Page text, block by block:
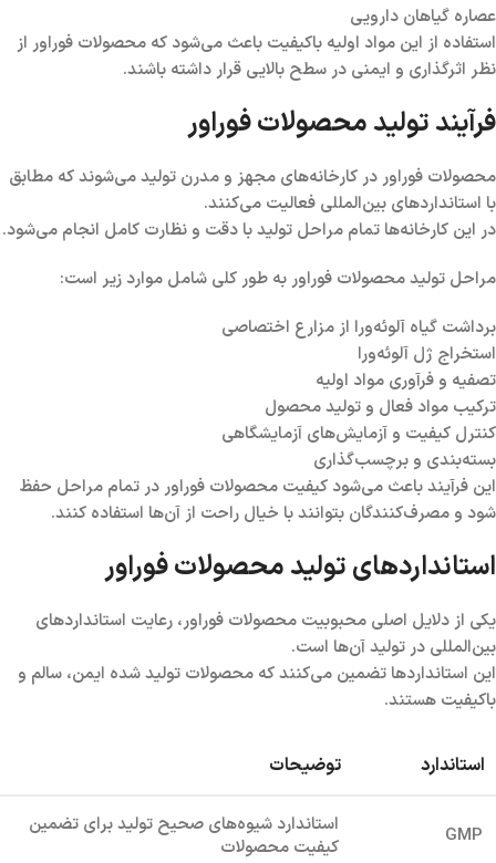
عصاره گیاهان دارویی
استفاده از این مواد اولیه باکیفیت باعث می‌شود که محصولات فوراور از
نظر اثرگذاری و ایمنی در سطح بالایی قرار داشته باشند.
فرآیند تولید محصولات فوراور
محصولات فوراور در کارخانه‌های مجهز و مدرن تولید می‌شوند که مطابق
با استانداردهای بین‌المللی فعالیت می‌کنند.
در این کارخانه‌ها تمام مراحل تولید با دقت و نظارت کامل انجام می‌شود.
مراحل تولید محصولات فوراور به طور کلی شامل موارد زیر است:
برداشت گیاه آلوئه‌ورا از مزارع اختصاصی
استخراج ژل آلوئه‌ورا
تصفیه و فرآوری مواد اولیه
ترکیب مواد فعال و تولید محصول
کنترل کیفیت و آزمایش‌های آزمایشگاهی
بسته‌بندی و برچسب‌گذاری
این فرآیند باعث می‌شود کیفیت محصولات فوراور در تمام مراحل حفظ
شود و مصرف‌کنندگان بتوانند با خیال راحت از آن‌ها استفاده کنند.
استانداردهای تولید محصولات فوراور
یکی از دلایل اصلی محبوبیت محصولات فوراور، رعایت استانداردهای
بین‌المللی در تولید آن‌ها است.
این استانداردها تضمین می‌کنند که محصولات تولید شده ایمن، سالم و
باکیفیت هستند.
استاندارد توضیحات
GMP
استاندارد شیوه‌های صحیح تولید برای تضمین
کیفیت محصولات